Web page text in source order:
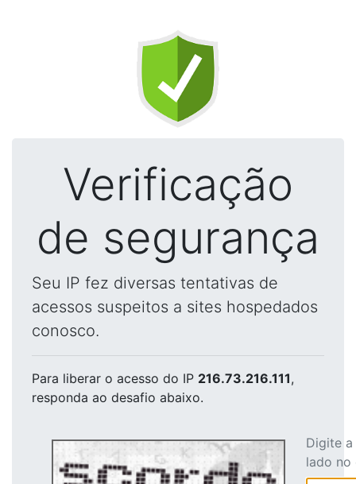
Verificação
de segurança
Seu IP fez diversas tentativas de
acessos suspeitos a sites hospedados
conosco.
Para liberar o acesso do IP 216.73.216.111,
responda ao desafio abaixo.
Digite
lado no